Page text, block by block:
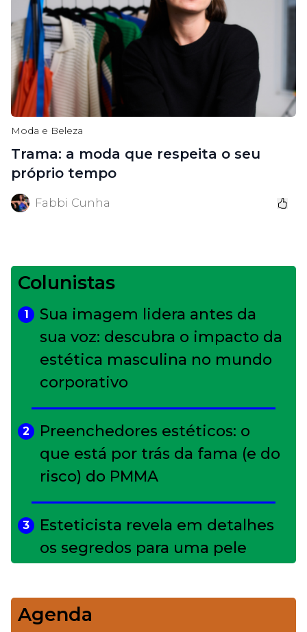
Moda e Beleza
Trama: a moda que respeita o seu
próprio tempo
Fabbi Cunha
Colunistas
1
Sua imagem lidera antes da
sua voz: descubra o impacto da
estética masculina no mundo
corporativo
2
Preenchedores estéticos: o
que está por trás da fama (e do
risco) do PMMA
3
Esteticista revela em detalhes
os segredos para uma pele
4
Bolsas de palha e ráfia: o
Agenda